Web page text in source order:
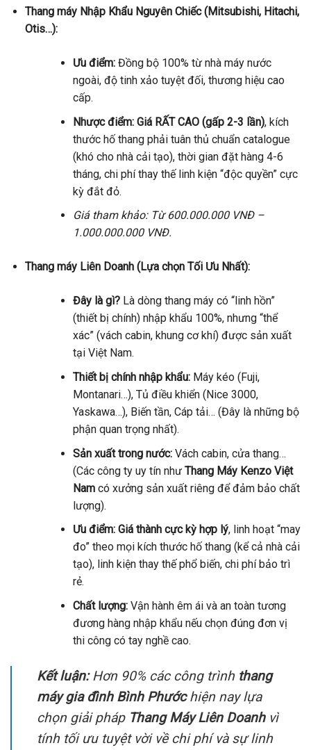
Thang máy Nhập Khẩu Nguyên Chiếc (Mitsubishi, Hitachi,
Otis…):
Ưu điểm:Đồng bộ 100% từ nhà máy nước
ngoài, độ tinh xảo tuyệt đối, thương hiệu cao
cấp.
Nhược điểm: Giá RẤT CAO (gấp 2-3 lần), kích
thước hố thang phải tuân thủ chuẩn catalogue
(khó cho nhà cải tạo), thời gian đặt hàng 4-6
tháng, chi phí thay thế linh kiện “độc quyền” cực
kỳ đắt đỏ.
Giá tham khảo: Từ 600.000.000 VNĐ –
1.000.000.000 VNĐ.
Thang máy Liên Doanh (Lựa chọn Tối Ưu Nhất):
Đây là gì?Là dòng thang máy có “linh hồn”
(thiết bị chính) nhập khẩu 100%, nhưng “thể
xác” (vách cabin, khung cơ khí) được sản xuất
tại Việt Nam.
Thiết bị chính nhập khẩu:Máy kéo (Fuji,
Montanari…), Tủ điều khiển (Nice 3000,
Yaskawa…), Biến tần, Cáp tải… (Đây là những bộ
phận quan trọng nhất).
Sản xuất trong nước:Vách cabin, cửa thang…
(Các công ty uy tín như Thang Máy Kenzo Việt
Namcó xưởng sản xuất riêng để đảm bảo chất
lượng).
Ưu điểm: Giá thành cực kỳ hợp lý, linh hoạt “may
đo” theo mọi kích thước hố thang (kể cả nhà cải
tạo), linh kiện thay thế phổ biến, chi phí bảo trì
rẻ.
Chất lượng:Vận hành êm ái và an toàn tương
đương hàng nhập khẩu nếu chọn đúng đơn vị
thi công có tay nghề cao.
Kết luận:Hơn 90% các công trình thang
máy gia đình Bình Phướchiện nay lựa
chọn giải pháp Thang Máy Liên Doanhvì
tính tối ưu tuyệt vời về chi phí và sự linh